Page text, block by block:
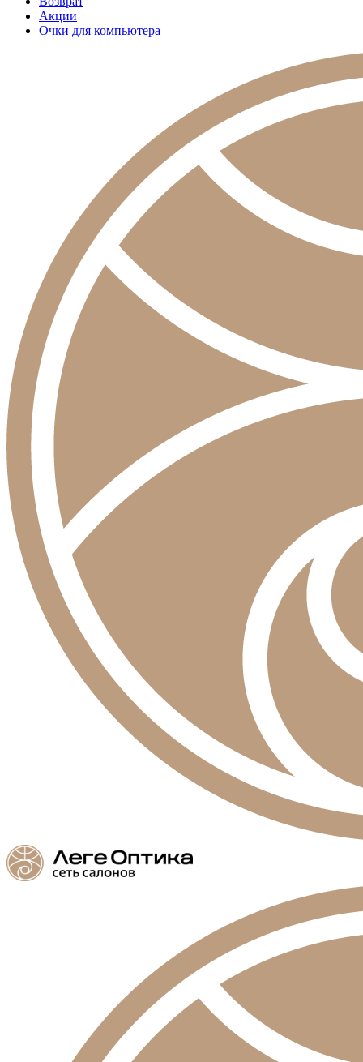
Акции
Очки для компьютера